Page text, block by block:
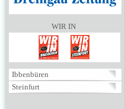
WIR IN
Ibbenbüren
Steinfurt